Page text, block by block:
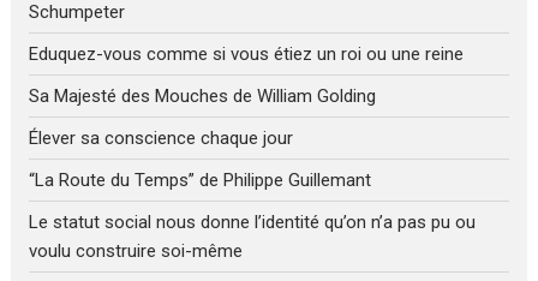
Schumpeter
Eduquez-vous comme si vous étiez un roi ou une reine
Sa Majesté des Mouches de William Golding
Élever sa conscience chaque jour
“La Route du Temps” de Philippe Guillemant
Le statut social nous donne l’identité qu’on n’a pas pu ou
voulu construire soi-même